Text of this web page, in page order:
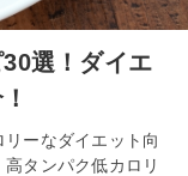
選！ダイエ
リーなダイエット向
タンパク低カロリ